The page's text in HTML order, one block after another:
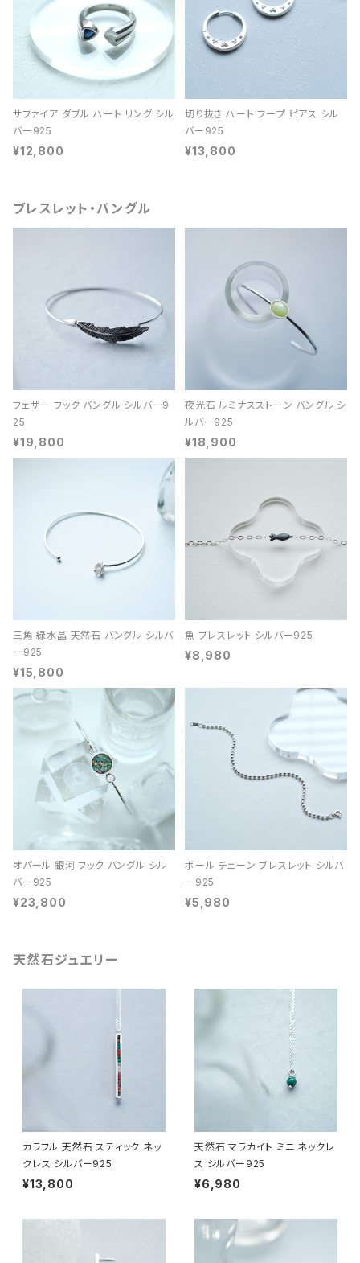
サファイア ダブル ハート リング シル
バー925
¥12,800
切り抜き ハート フープ ピアス シル
バー925
¥13,800
ブレスレット・バングル
フェザー フック バングル シルバー9
25
¥19,800
夜光石 ルミナスストーン バングル シ
ルバー925
¥18,900
三角 緑水晶 天然石 バングル シルバ
ー925
¥15,800
魚 ブレスレット シルバー925
¥8,980
オパール 銀河 フック バングル シル
バー925
¥23,800
ボール チェーン ブレスレット シルバ
ー925
¥5,980
天然石ジュエリー
カラフル 天然石 スティック ネッ
クレス シルバー925
¥13,800
天然石 マラカイト ミニ ネックレ
ス シルバー925
¥6,980